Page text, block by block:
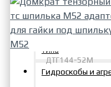
Гидравлический
типа
Гидроскобы и
ДТГ144-52М